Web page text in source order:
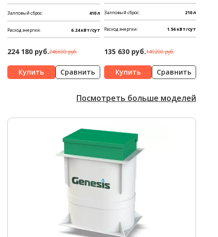
Залповый сброс: 410 л
Расход энергии: 6.24 кВт/сут
224 180 руб.246600 руб.
Сравнить
Залповый сброс: 210 л
Расход энергии: 1.56 кВт/сут
135 630 руб.149200 руб.
Сравнить
Посмотреть больше моделей